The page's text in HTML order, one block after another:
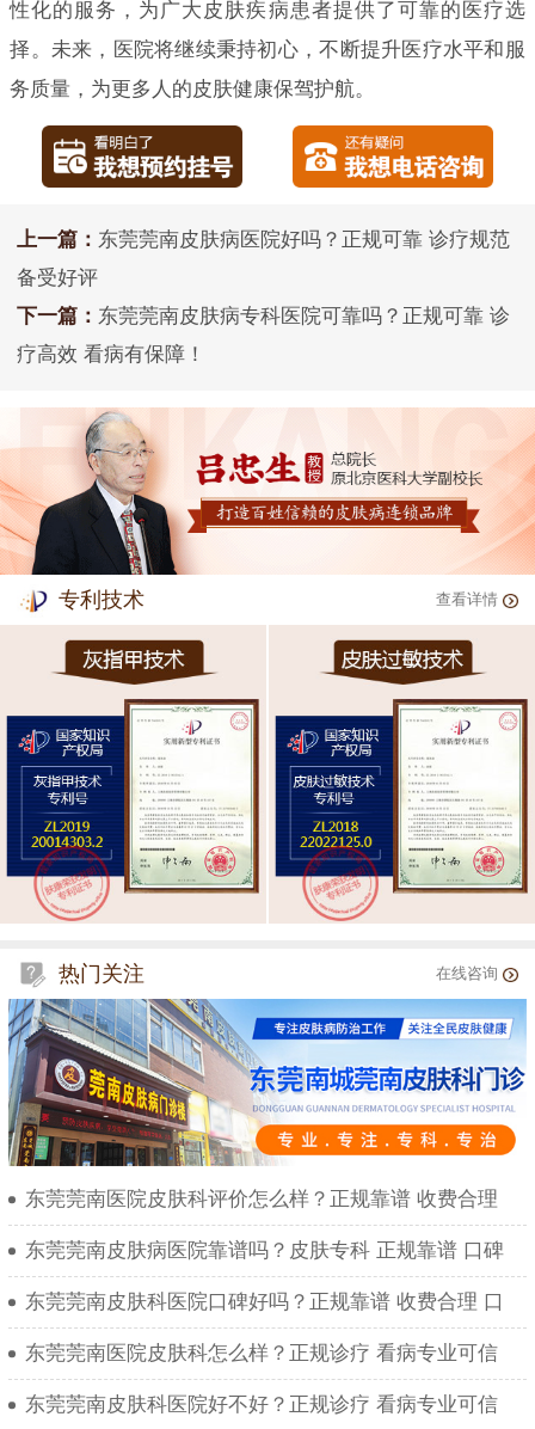
性化的服务，为广大皮肤疾病患者提供了可靠的医疗选
择。未来，医院将继续秉持初心，不断提升医疗水平和服
务质量，为更多人的皮肤健康保驾护航。
上一篇： 东莞莞南皮肤病医院好吗？正规可靠 诊疗规范
备受好评
下一篇： 东莞莞南皮肤病专科医院可靠吗？正规可靠 诊
疗高效 看病有保障！
专利技术 查看详情
热门关注 在线咨询
东莞莞南医院皮肤科评价怎么样？正规靠谱 收费合理
东莞莞南皮肤病医院靠谱吗？皮肤专科 正规靠谱 口碑
东莞莞南皮肤科医院口碑好吗？正规靠谱 收费合理 口
东莞莞南医院皮肤科怎么样？正规诊疗 看病专业可信
东莞莞南皮肤科医院好不好？正规诊疗 看病专业可信